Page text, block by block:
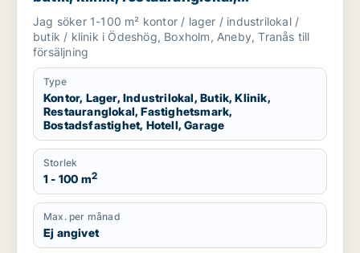
fastighetsmark, bostadsfastighet, hotell
eller garage till salu i Ödeshög, Boxholm
eller Aneby m.fl.
Jag söker 1-100 m² kontor / lager / industrilokal /
butik / klinik i Ödeshög, Boxholm, Aneby, Tranås till
försäljning
Type
Kontor, Lager, Industrilokal, Butik, Klinik,
Restauranglokal, Fastighetsmark,
Bostadsfastighet, Hotell, Garage
Storlek
1 - 100 m2
Max. per månad
Ej angivet